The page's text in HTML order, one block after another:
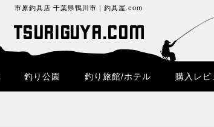
市原釣具店 千葉県鴨川市｜釣具屋.com
釣り公園 釣り旅館/ホテル 購入レビ